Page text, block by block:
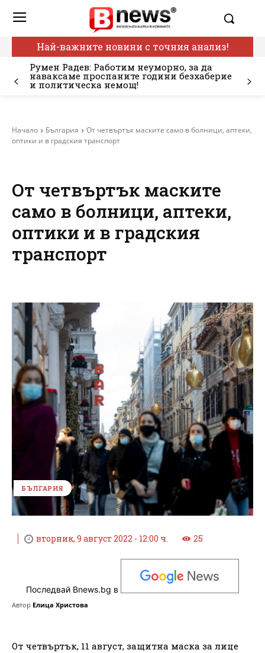
Най-важните новини с точния анализ!
Румен Радев: Работим неуморно, за да
наваксаме проспаните години безхаберие
и политическа немощ!
Начало България
От четвъртък маските само в болници, аптеки,
оптики и в градския транспорт
От четвъртък маските
само в болници, аптеки,
оптики и в градския
транспорт
БЪЛГАРИЯ
вторник, 9 август 2022 - 12:00 ч. 25
Последвай Bnews.bg в
Автор Елица Христова
От четвъртък, 11 август, защитна маска за лице